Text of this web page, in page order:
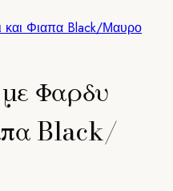
και Φιαπα Black/Μαυρο
Φαρδυ
Black/